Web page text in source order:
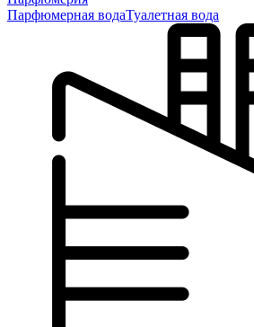
Парфюмерная водаТуалетная вода